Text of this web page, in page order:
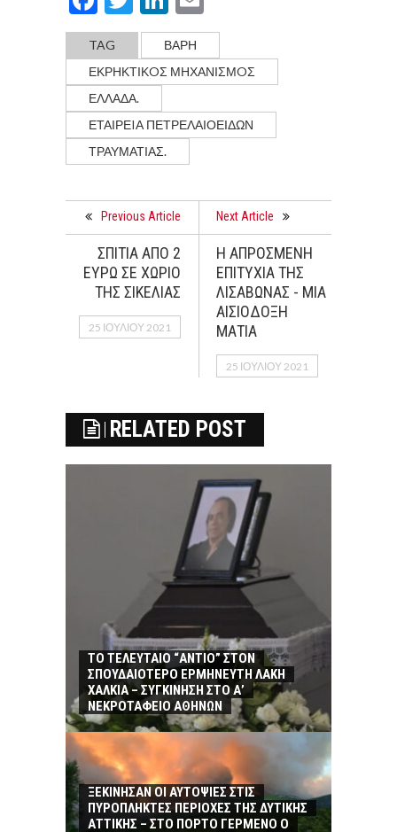
TAG
ΒΑΡΗ
ΕΚΡΗΚΤΙΚOΣ ΜΗΧΑΝΙΣΜOΣ
ΕΛΛΆΔΑ.
ΕΤΑΙΡΕIΑ ΠΕΤΡΕΛΑΙΟΕΙΔΩΝ
ΤΡΑΥΜΑΤΙΑΣ.
Previous Article
ΣΠIΤΙΑ ΑΠO 2
ΕΥΡΩ ΣΕ ΧΩΡΙΟ
ΤΗΣ ΣΙΚΕΛΙΑΣ
25 ΙΟΥΛΊΟΥ 2021
Next Article
Η ΑΠΡΟΣΜΕΝΗ
ΕΠΙΤΥΧΙΑ ΤΗΣ
ΛΙΣΑΒΩΝΑΣ - ΜΙΑ
ΑΙΣΙΟΔΟΞΗ
ΜΑΤΙΑ
25 ΙΟΥΛΊΟΥ 2021
RELATED POST
ΤΟ ΤΕΛΕΥΤΑΙΟ “ΑΝΤΙΟ” ΣΤΟΝ
ΣΠΟΥΔΑΙΟΤΕΡΟ ΕΡΜΗΝΕΥΤΗ ΛΑΚΗ
ΧΑΛΚΙΑ – ΣΥΓΚΙΝΗΣΗ ΣΤΟ Α’
ΝΕΚΡΟΤΑΦΕΙΟ ΑΘΗΝΩΝ
ΞΕΚΙΝΗΣΑΝ ΟΙ ΑΥΤΟΨΙΕΣ ΣΤΙΣ
ΠΥΡΟΠΛΗΚΤΕΣ ΠΕΡΙΟΧΕΣ ΤΗΣ ΔΥΤΙΚΗΣ
ΑΤΤΙΚΗΣ – ΣΤΟ ΠΟΡΤΟ ΓΕΡΜΕΝΟ Ο